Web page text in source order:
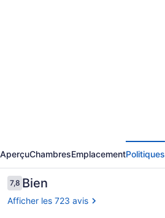
Ramada
By
Wyndham
Brooklyn
AperçuChambresEmplacementPolitiques
Avis
7,87,8 sur 10 –
Bien
Afficher les 723 avis